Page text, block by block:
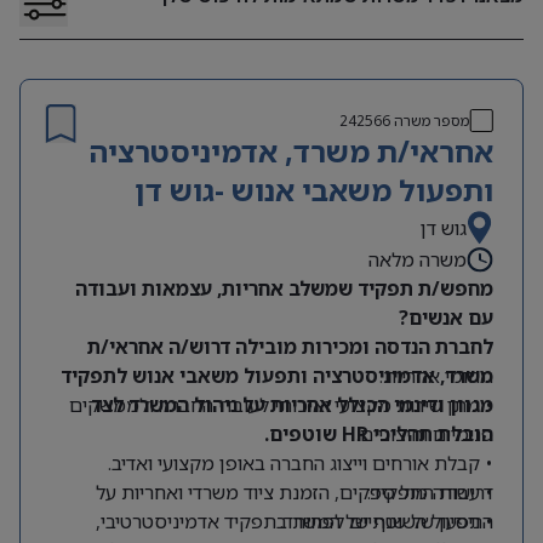
מספר משרה242566
אחראי/ת משרד, אדמיניסטרציה
ותפעול משאבי אנוש -גוש דן
גוש דן
משרה מלאה
מחפש/ת תפקיד שמשלב אחריות, עצמאות ועבודה
עם אנשים?
לחברת הנדסה ומכירות מובילה דרוש/ה אחראי/ת
משרד, אדמיניסטרציה ותפעול משאבי אנוש לתפקיד
מגוון ודינמי הכולל אחריות על ניהול המשרד לצד
הובלת תהליכי HR שוטפים.
תחומי אחריות:
• מתן שירות מקצועי ואיכותי לעובדי החברה ולממשקים
פנימיים וחיצוניים.
• קבלת אורחים וייצוג החברה באופן מקצועי ואדיב.
• עבודה מול ספקים, הזמנת ציוד משרדי ואחריות על
התפעול השוטף של המשרד.
דרישות התפקיד:
• ניסיון של שנתיים לפחות בתפקיד אדמיניסטרטיבי,